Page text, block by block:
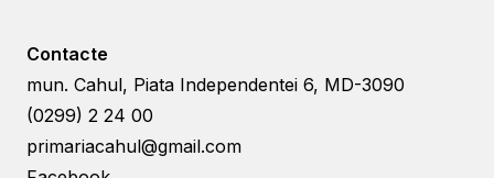
Contacte
mun. Cahul, Piata Independentei 6, MD-3090
(0299) 2 24 00
primariacahul@gmail.com